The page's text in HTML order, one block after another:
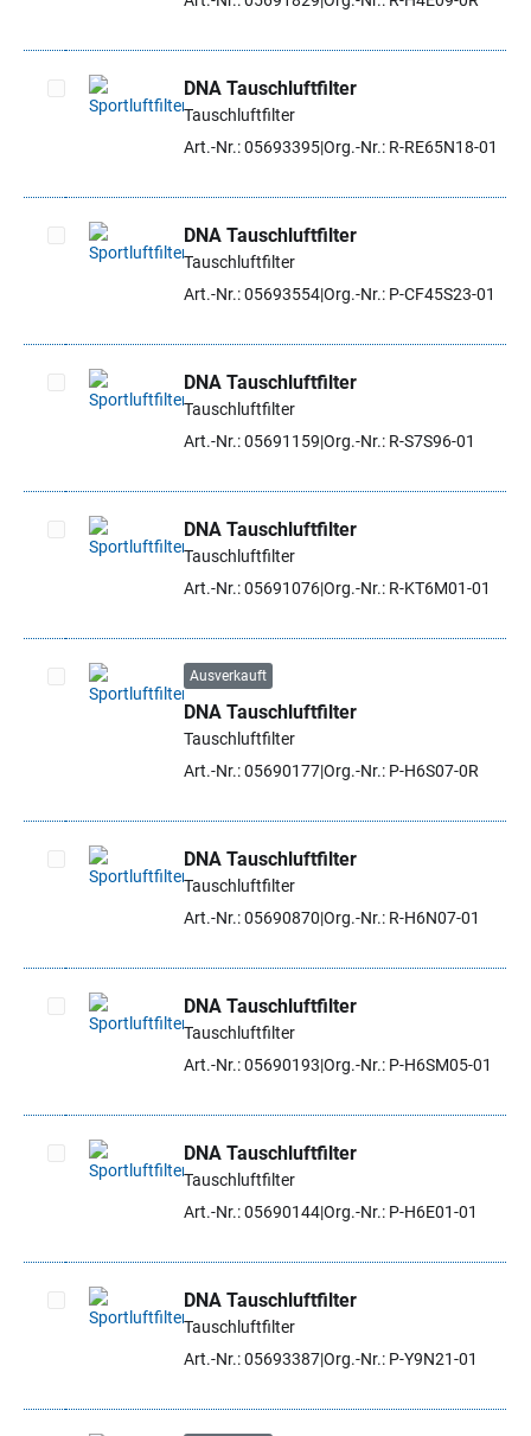
Artikel auswählen
DNA Tauschluftfilter
Tauschluftfilter
Art.-Nr.: 05693395Org.-Nr.: R-RE65N18-01
Artikel auswählen
DNA Tauschluftfilter
Tauschluftfilter
Art.-Nr.: 05693554Org.-Nr.: P-CF45S23-01
Artikel auswählen
DNA Tauschluftfilter
Tauschluftfilter
Art.-Nr.: 05691159 Org.-Nr.: R-S7S96-01
Artikel auswählen
DNA Tauschluftfilter
Tauschluftfilter
Art.-Nr.: 05691076Org.-Nr.: R-KT6M01-01
Artikel auswählen
Ausverkauft
DNA Tauschluftfilter
Tauschluftfilter
Art.-Nr.: 05690177Org.-Nr.: P-H6S07-0R
Artikel auswählen
DNA Tauschluftfilter
Tauschluftfilter
Art.-Nr.: 05690870 Org.-Nr.: R-H6N07-01
Artikel auswählen
DNA Tauschluftfilter
Tauschluftfilter
Art.-Nr.: 05690193 Org.-Nr.: P-H6SM05-01
Artikel auswählen
DNA Tauschluftfilter
Tauschluftfilter
Art.-Nr.: 05690144Org.-Nr.: P-H6E01-01
Artikel auswählen
DNA Tauschluftfilter
Tauschluftfilter
Art.-Nr.: 05693387Org.-Nr.: P-Y9N21-01